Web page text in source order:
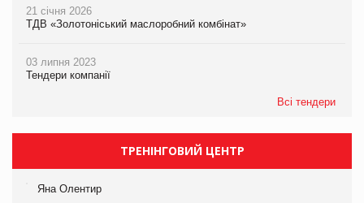
21 січня 2026
ТДВ «Золотоніський маслоробний комбінат»
03 липня 2023
Тендери компанії
Всі тендери
ТРЕНІНГОВИЙ ЦЕНТР
Яна Олентир